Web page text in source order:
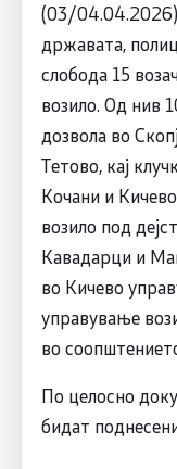
(03/04.04.2026)
државата,
слобода 15
возило. Од нив
дозвола во
Тетово, кај
Кочани и
возило под
Кавадарци и
во Кичево
управување
во
По целосно
бидат